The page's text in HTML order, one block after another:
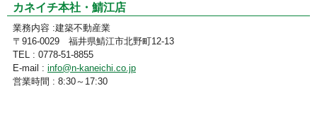
カネイチ本社・鯖江店
業務内容 :建築不動産業
〒916-0029 福井県鯖江市北野町12-13
TEL : 0778-51-8855
E-mail : info@n-kaneichi.co.jp
営業時間 : 8:30～17:30